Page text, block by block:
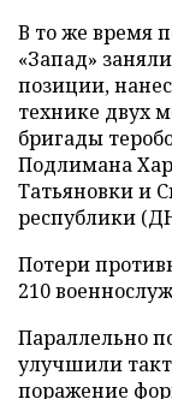
В то же время
«Запад»
позиции,
технике двух
бригады
Подлимана
Татьяновки и
республики
Потери
210
Параллельно
улучшили
поражение